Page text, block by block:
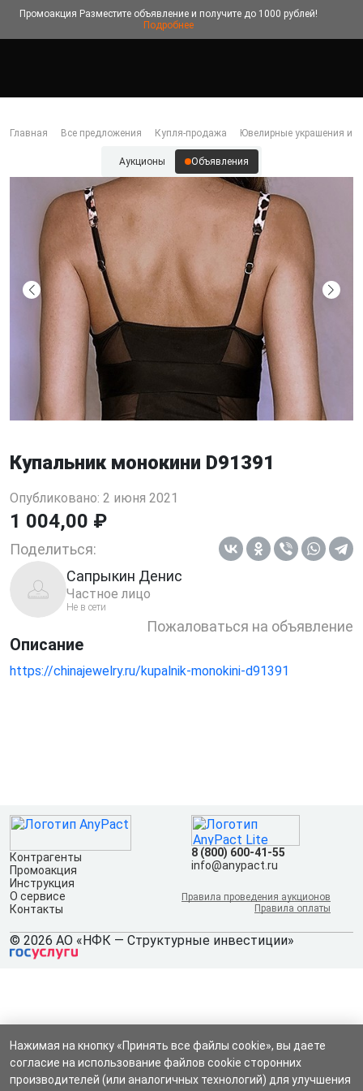
Промоакция Разместите объявление и получите до 1000 рублей!
Подробнее
Главная Все предложения Купля-продажа Ювелирные украшения и
Аукционы Объявления
Купальник монокини D91391
Опубликовано: 2 июня 2021
1 004,00 ₽
Поделиться:
Сапрыкин Денис
Частное лицо
Не в сети
Пожаловаться на объявление
Описание
https://chinajewelry.ru/kupalnik-monokini-d91391
Контрагенты
Промоакция
Инструкция
О сервисе
Контакты
8 (800) 600-41-55
info@anypact.ru
Правила проведения аукционов
Правила оплаты
© 2026 АО «НФК — Структурные инвестиции»
Нажимая на кнопку «Принять все файлы cookie», вы даете
согласие на использование файлов cookie сторонних
производителей (или аналогичных технологий) для улучшения